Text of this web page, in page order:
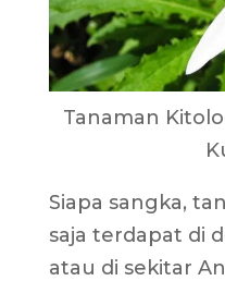
Tanaman
Siapa sangka,
saja terdapat di
atau di sekitar